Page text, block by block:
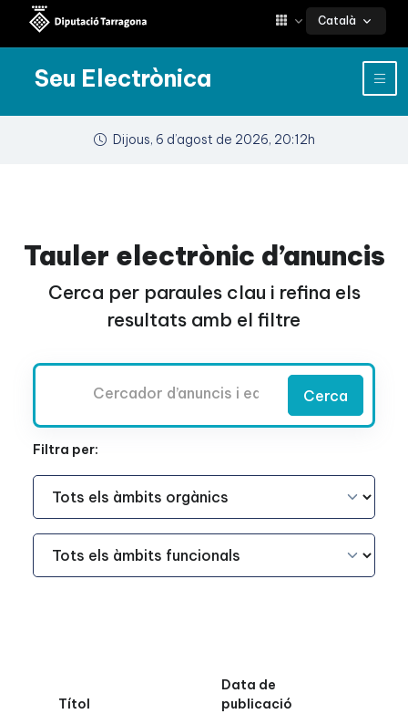
Català
Seu Electrònica
Dijous, 6 d’agost de 2026, 20:12h
Tauler electrònic d’anuncis
Cerca per paraules clau i refina els
resultats amb el filtre
Cerca
Filtra per:
Àmbit Funcional
Àmbit Funcional
Títol
Data de
publicació